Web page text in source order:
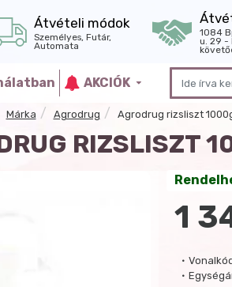
Átvételi módok
Személyes, Futár,
Automata
1084
u. 29 -
AKCIÓK
Márka Agrodrug Agrodrug rizsliszt
RIZSLISZT
1